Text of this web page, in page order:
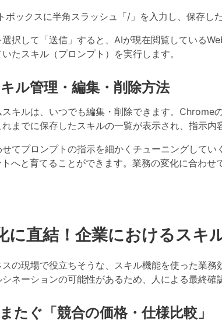
ボックスに半角スラッシュ「/」を入力し、保存し
択して「送信」すると、AIが現在閲覧している
たスキル（プロンプト）を実行します。
ル管理・編集・削除方法
キルは、いつでも編集・削除できます。
までに保存したスキルの一覧が表示され、指示内
てプロンプトの指示を細かくチューニングして
へと育てることができます。業務の変化に合わせ
に直結！企業におけるスキ
の現場で役立ちそうな、スキル機能を使った業
ネーションの可能性があるため、人による最終確
たぐ「競合の価格・仕様比較」